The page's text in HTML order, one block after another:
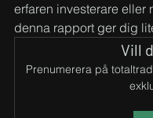
erfaren investerare eller
denna rapport ger dig
Vill
Prenumerera på